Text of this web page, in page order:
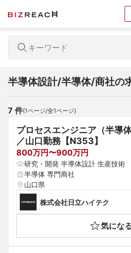
半導体設計/半導体/商社の
7 件(1ページ/全1ページ)
プロセスエンジニア（半導
／山口勤務【N353】
800万円〜900万円
研究・開発 半導体設計 生産技術
半導体 専門商社
山口県
株式会社日立ハイテク
気にな